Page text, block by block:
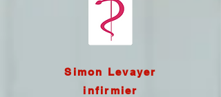
Simon Levayer
infirmier